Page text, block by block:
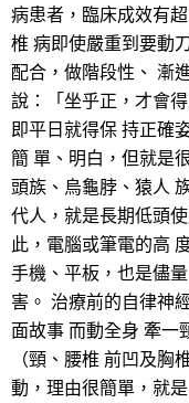
病患者，臨床成效有
椎 病即使嚴重到要動
配合，做階段性、 漸
說：「坐乎正，才會
即平日就得保 持正確
簡 單、明白，但就是
頭族、烏龜脖、猿人
代人，就是長期低頭
此，電腦或筆電的高
手機、平板，也是儘
害。 治療前的自律神
面故事 而動全身 牽一
（頸、腰椎 前凹及
動，理由很簡單，就